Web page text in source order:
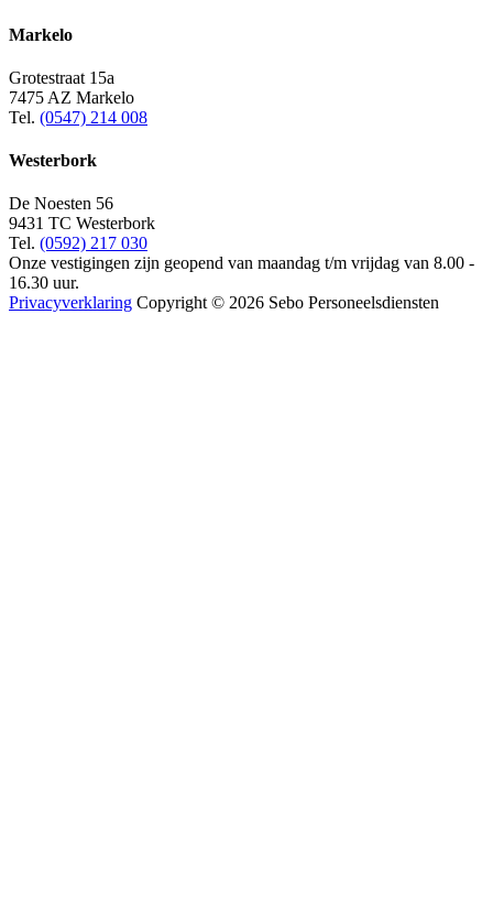
Markelo
Grotestraat 15a
7475 AZ Markelo
Tel. (0547) 214 008
Westerbork
De Noesten 56
9431 TC Westerbork
Tel. (0592) 217 030
Onze vestigingen zijn geopend van maandag t/m vrijdag van 8.00 -
16.30 uur.
Privacyverklaring Copyright © 2026 Sebo Personeelsdiensten